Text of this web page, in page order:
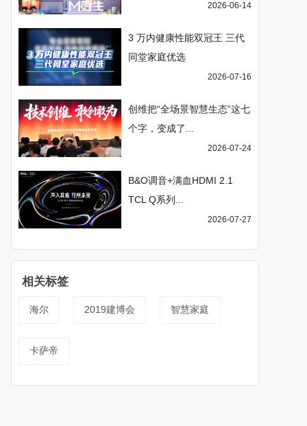
2026-06-14
3 万内健康性能双冠王 三代
同堂家庭优选
2026-07-16
创维把“全场景智慧生态”这七
个字，变成了...
2026-07-24
B&O调音+满血HDMI 2.1
TCL Q系列...
2026-07-27
相关标签
海尔 2019建博会 智慧家庭
卡萨帝